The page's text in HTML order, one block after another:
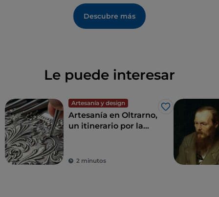
Descubre más
Le puede interesar
Artesanía y design
Me gusta
Artesanía en Oltrarno,
un itinerario por la
2 minutos